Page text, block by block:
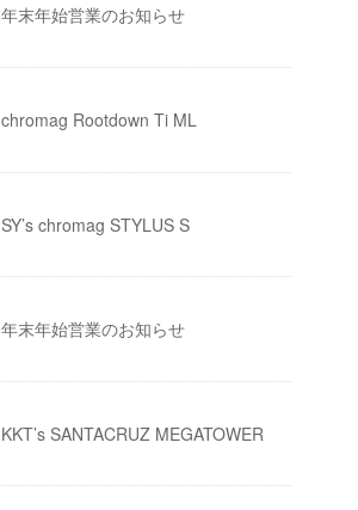
年末年始営業のお知らせ
chromag Rootdown Ti ML
SY’s chromag STYLUS S
年末年始営業のお知らせ
KKT’s SANTACRUZ MEGATOWER